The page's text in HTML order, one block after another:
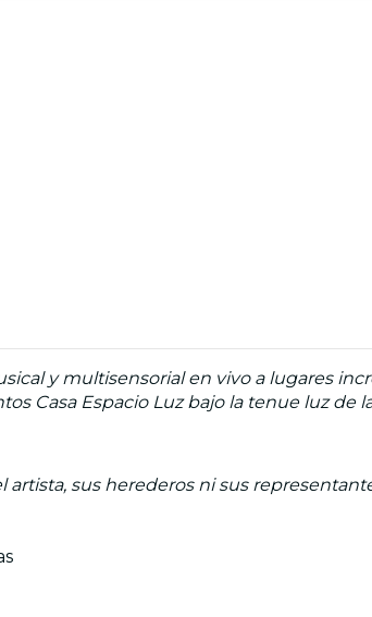
y multisensorial en vivo a lugares
Casa Espacio Luz bajo la tenue luz de
sus herederos ni sus